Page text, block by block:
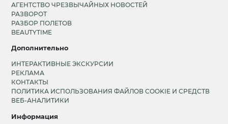
АГЕНТСТВО ЧРЕЗВЫЧАЙНЫХ НОВОСТЕЙ
РАЗВОРОТ
РАЗБОР ПОЛЕТОВ
BEAUTYTIME
Дополнительно
ИНТЕРАКТИВНЫЕ ЭКСКУРСИИ
РЕКЛАМА
КОНТАКТЫ
ПОЛИТИКА ИСПОЛЬЗОВАНИЯ ФАЙЛОВ COOKIE И СРЕДСТВ
ВЕБ-АНАЛИТИКИ
Информация